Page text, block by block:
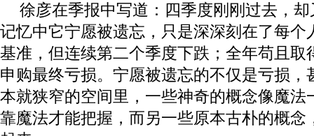
徐彦在季报中写道：四季度刚刚过去，
记忆中它宁愿被遗忘，只是深深刻在了每个
基准，但连续第二个季度下跌；全年苟且取
申购最终亏损。宁愿被遗忘的不仅是亏损，
本就狭窄的空间里，一些神奇的概念像魔法
靠魔法才能把握，而另一些原本古朴的概念